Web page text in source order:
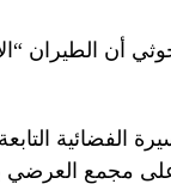
على مجمع العرضي